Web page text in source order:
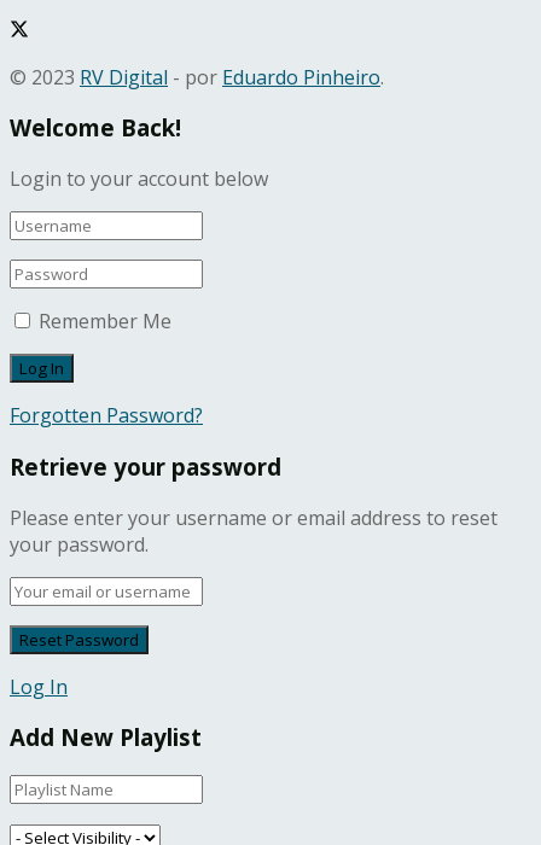
© 2023 RV Digital - por Eduardo Pinheiro.
Welcome Back!
Login to your account below
Remember Me
Forgotten Password?
Retrieve your password
Please enter your username or email address to reset
your password.
Log In
Add New Playlist